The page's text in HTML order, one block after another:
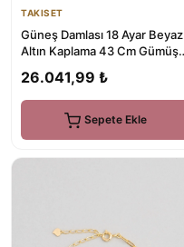
TAKISET
Güneş Damlası 18 Ayar Beyaz
Altın Kaplama 43 Cm Gümüş
26.041,99 ₺
Sepete Ekle